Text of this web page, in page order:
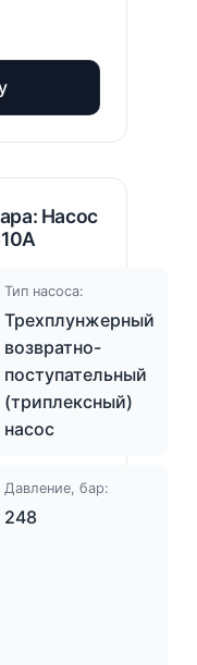
Насос
Тип насоса:
Трехплунжерный
возвратно-
поступательный
(триплексный)
насос
Давление, бар:
248